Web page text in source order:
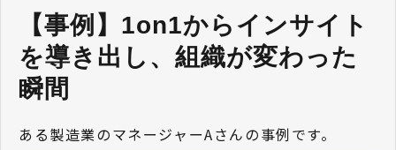
【事例】1on1からインサイト
を導き出し、組織が変わった
瞬間
ある製造業のマネージャーAさんの事例です。